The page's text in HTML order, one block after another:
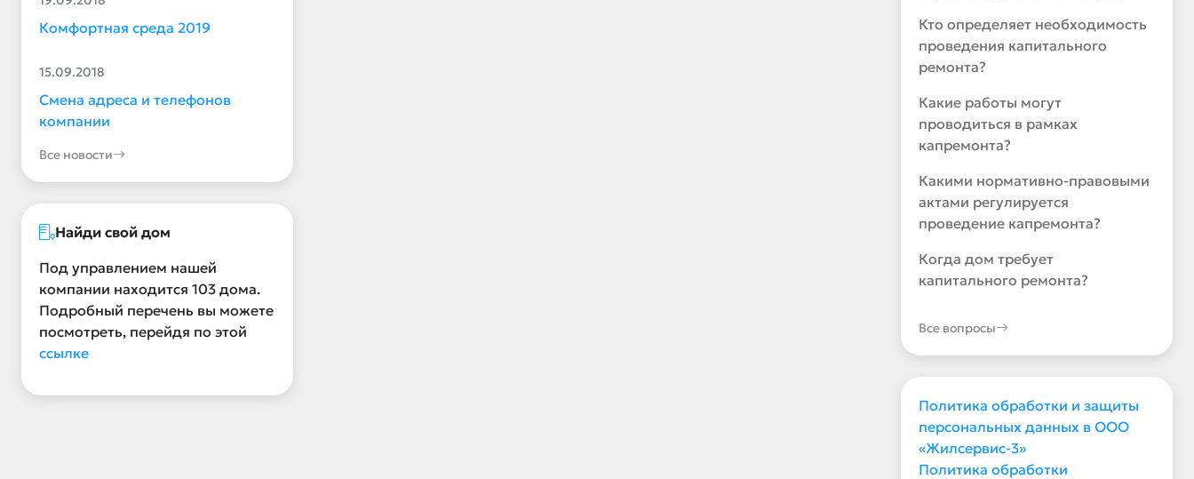
Комфортная среда 2019
15.09.2018
Смена адреса и телефонов
компании
Все новости
Найди свой дом
Под управлением нашей
компании находится 103 дома.
Подробный перечень вы можете
посмотреть, перейдя по этой
ссылке
Кто определяет необходимость
проведения капитального
ремонта?
Какие работы могут
проводиться в рамках
капремонта?
Какими нормативно-правовыми
актами регулируется
проведение капремонта?
Когда дом требует
капитального ремонта?
Все вопросы
Политика обработки и защиты
персональных данных в ООО
«Жилсервис-3»
Политика обработки